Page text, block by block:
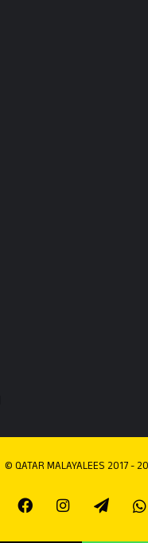
© QATAR MALAYALEES 2017 -
FacebookInstagram